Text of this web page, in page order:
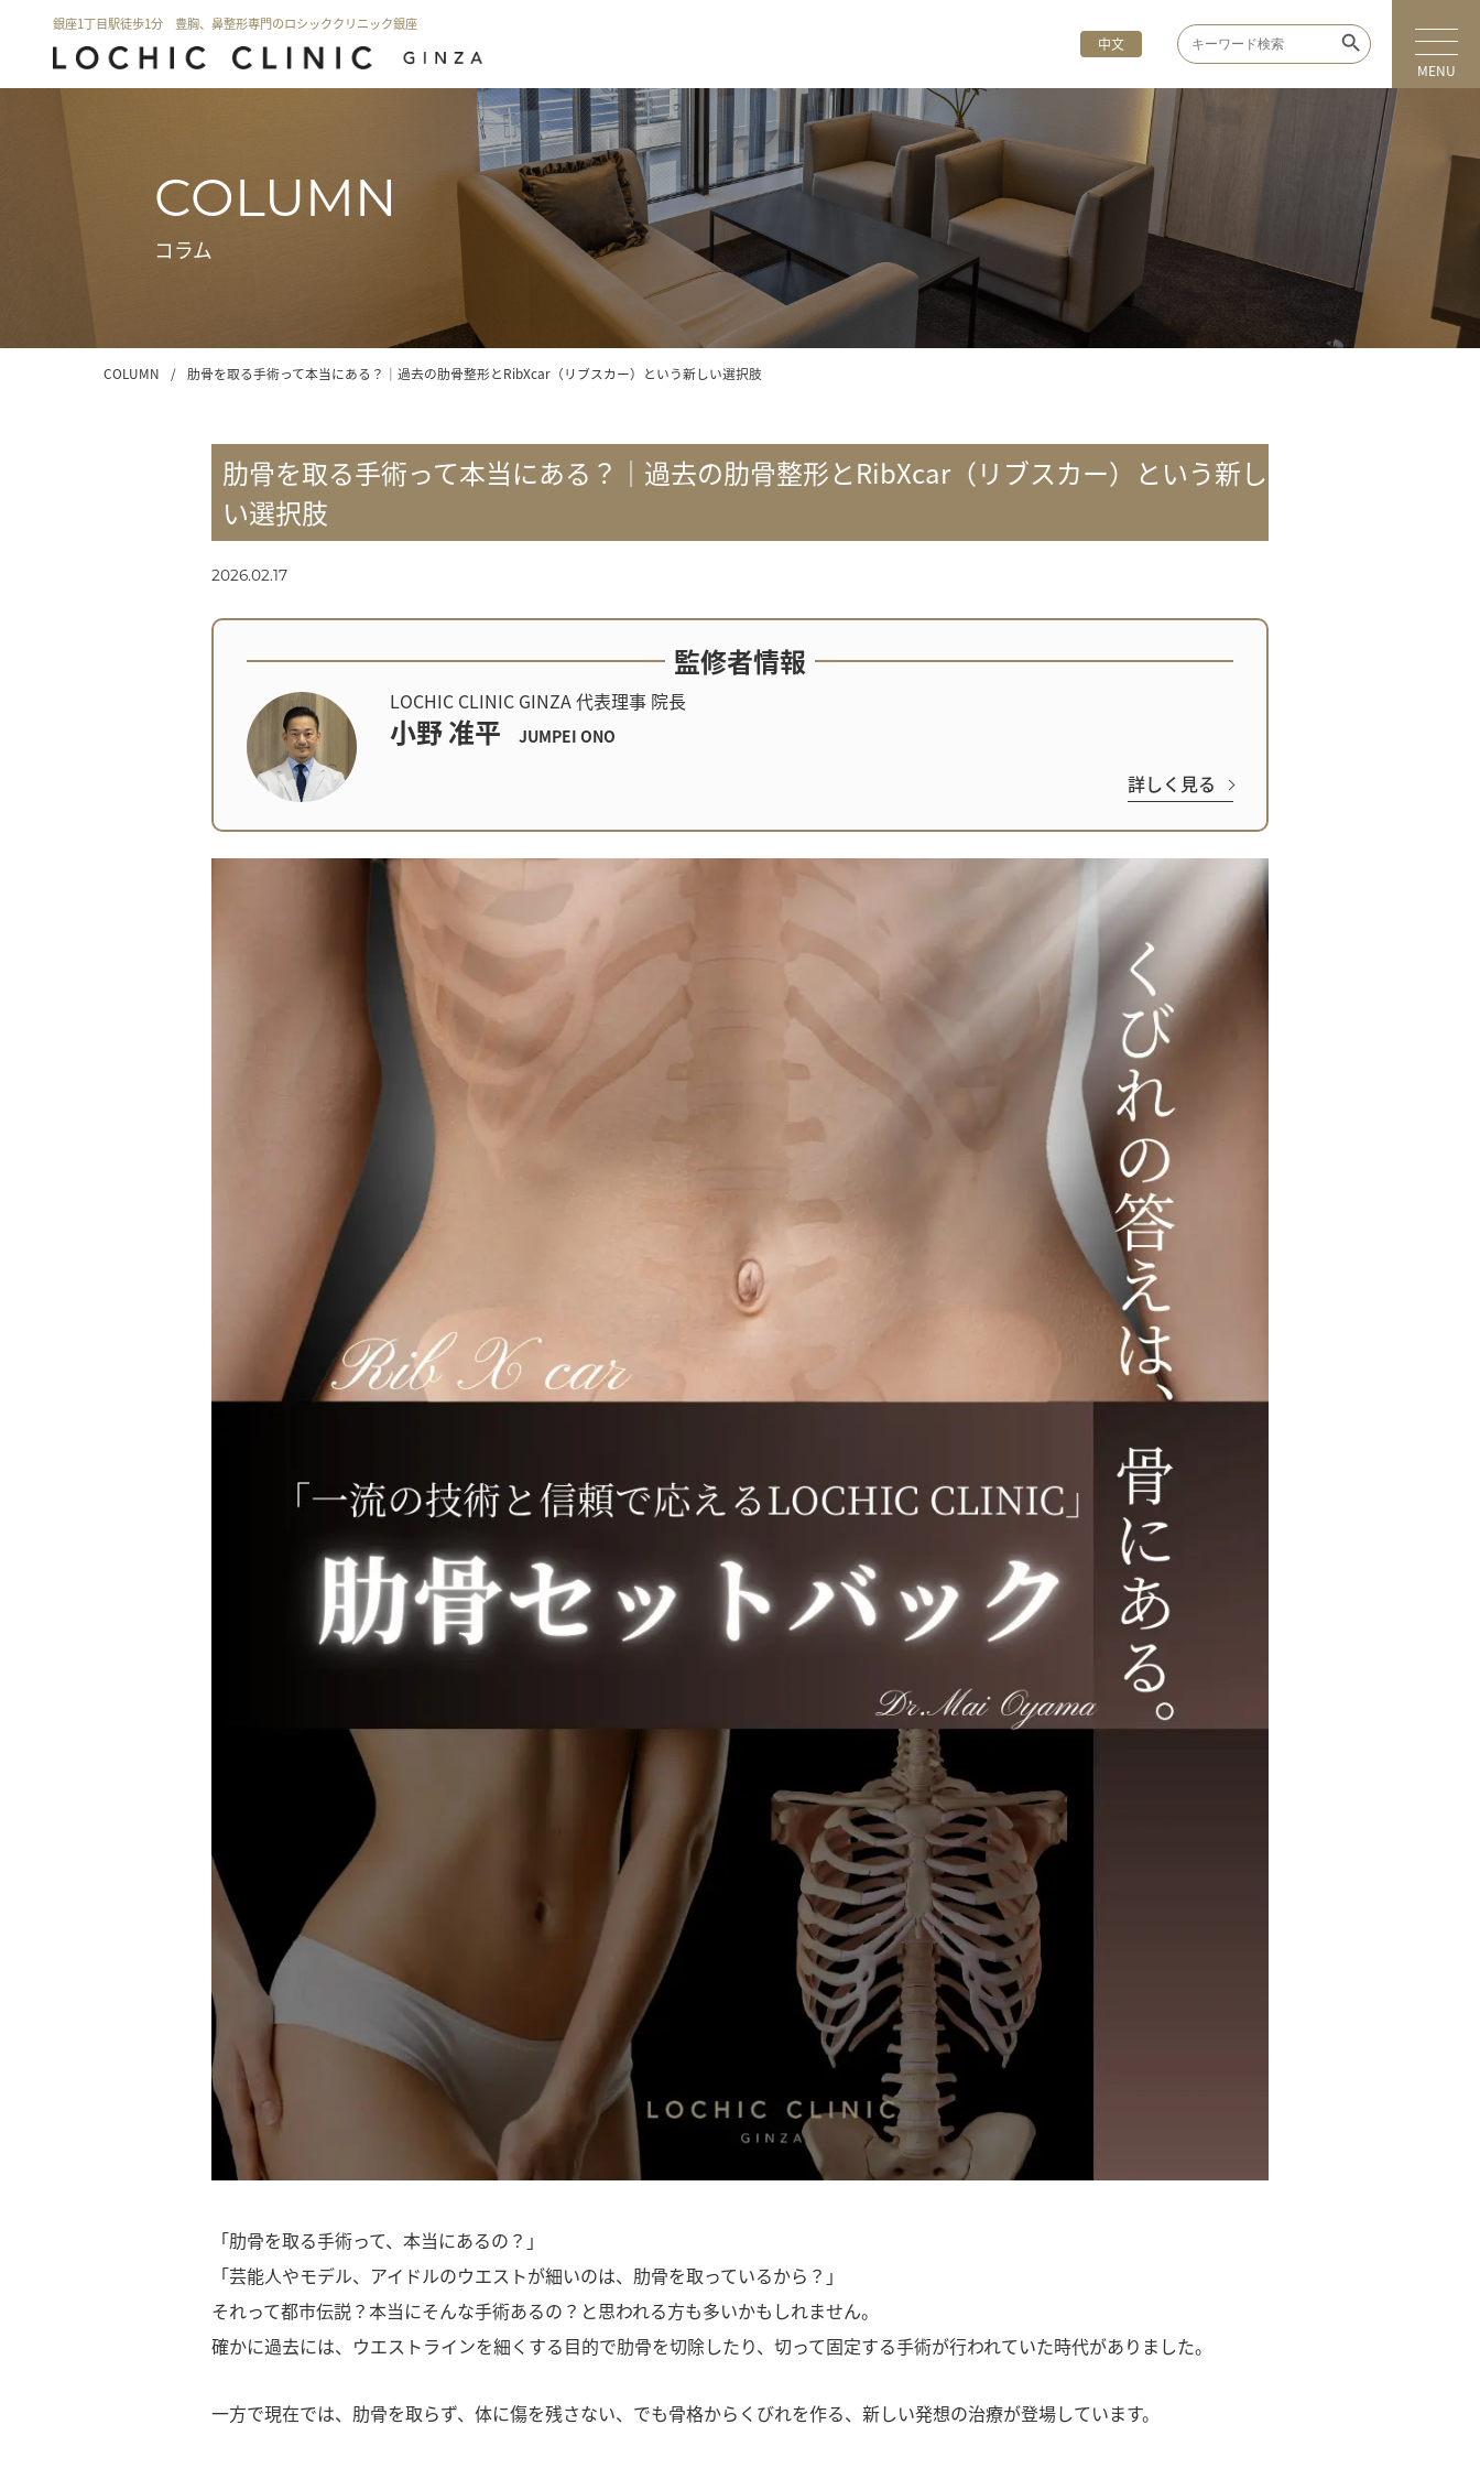
銀座1丁目駅徒歩1分 豊胸、鼻整形専門のロシッククリニック銀座
中文 Search
for:
Search Button
MENU
COLUMN
コラム
COLUMN / 肋骨を取る手術って本当にある？｜過去の肋骨整形とRibXcar（リブスカー）という新しい選択肢
肋骨を取る手術って本当にある？｜過去の肋骨整形とRibXcar（リブスカー）という新し
い選択肢
2026.02.17
監修者情報
LOCHIC CLINIC GINZA 代表理事 院長
小野 准平 JUMPEI ONO
詳しく見る
「肋骨を取る手術って、本当にあるの？」
「芸能人やモデル、アイドルのウエストが細いのは、肋骨を取っているから？」
それって都市伝説？本当にそんな手術あるの？と思われる方も多いかもしれません。
確かに過去には、ウエストラインを細くする目的で肋骨を切除したり、切って固定する手術が行われていた時代がありました。
一方で現在では、肋骨を取らず、体に傷を残さない、でも骨格からくびれを作る、新しい発想の治療が登場しています。